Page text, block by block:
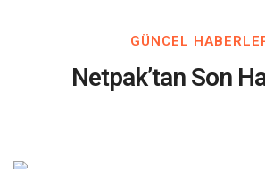
GÜNCEL
Netpak’tan Son